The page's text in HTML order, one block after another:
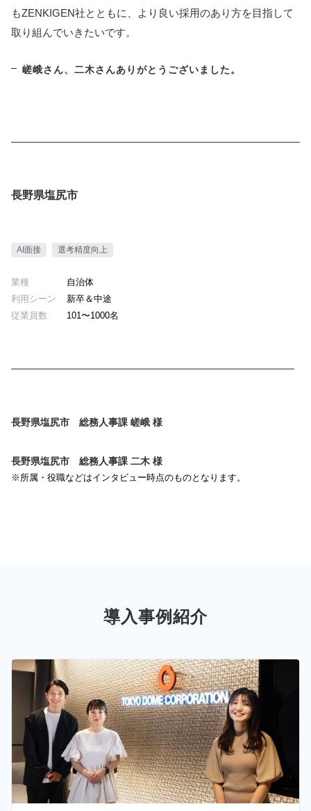
もZENKIGEN社とともに、より良い採用のあり方を目指して
取り組んでいきたいです。
嵯峨さん、二木さんありがとうございました。
長野県塩尻市
AI面接 選考精度向上
業種
自治体
利用シーン
新卒＆中途
従業員数
101〜1000名
長野県塩尻市 総務人事課 嵯峨 様
長野県塩尻市 総務人事課 二木 様
※所属・役職などはインタビュー時点のものとなります。
導入事例紹介